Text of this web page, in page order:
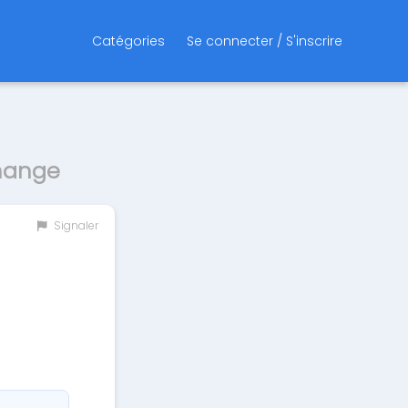
Catégories Se connecter / S'inscrire
Signaler